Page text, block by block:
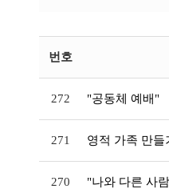
번호
272 "공동체 예배"
271 영적 가족 만들
270 "나와 다른 사